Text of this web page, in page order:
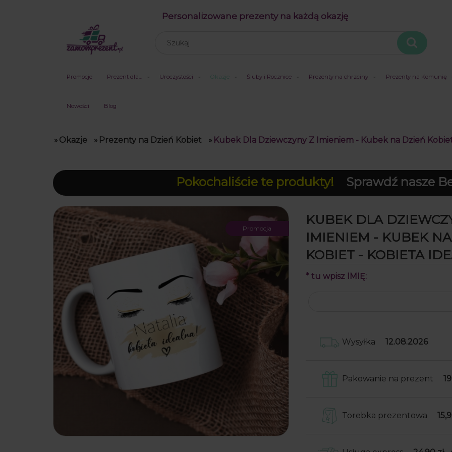
Personalizowane prezenty na każdą okazję
Promocje Prezent dla… Uroczystości Okazje Śluby i Rocznice Prezenty na chrzciny Prezenty na Komunię
Nowości Blog
» Okazje » Prezenty na Dzień Kobiet » Kubek Dla Dziewczyny Z Imieniem - Kubek na Dzień
Pokochaliście te produkty! Sprawdź nasze
Promocja
KUBEK DLA
IMIENIEM - KUBEK
KOBIET - KOBIETA
* tu wpisz IMIĘ:
Wysyłka 12.08.2026
Pakowanie na prezent
następnie wkładamy je do
kartonowego pudełka wraz z
(np. nosidła, kufle, kubki)
Torebka prezentowa
torebkę prezentową